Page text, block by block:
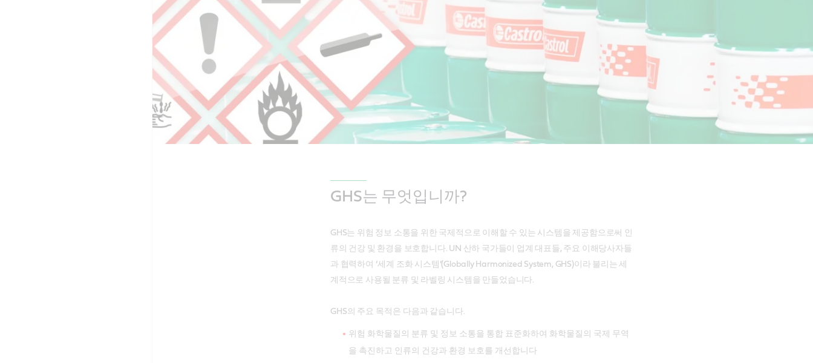
GHS는 무엇입니까?
GHS는 위험 정보 소통을 위한 국제적으로 이해할 수 있는 시스템을 제공함으로써 인
류의 건강 및 환경을 보호합니다. UN 산하 국가들이 업계 대표들, 주요 이해당사자들
과 협력하여 ‘세계 조화 시스템’(Globally Harmonized System, GHS)이라 불리는 세
계적으로 사용될 분류 및 라벨링 시스템을 만들었습니다.
GHS의 주요 목적은 다음과 같습니다.
위험 화학물질의 분류 및 정보 소통을 통합 표준화하여 화학물질의 국제 무역
을 촉진하고 인류의 건강과 환경 보호를 개선합니다